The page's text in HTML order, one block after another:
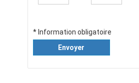
* Information obligatoire
Envoyer